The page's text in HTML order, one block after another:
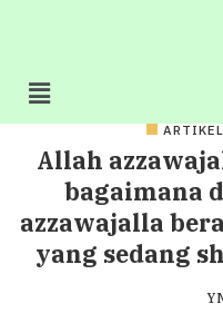
ARTIKEL
Allah
bagaimana
azzawajalla
yang sedang